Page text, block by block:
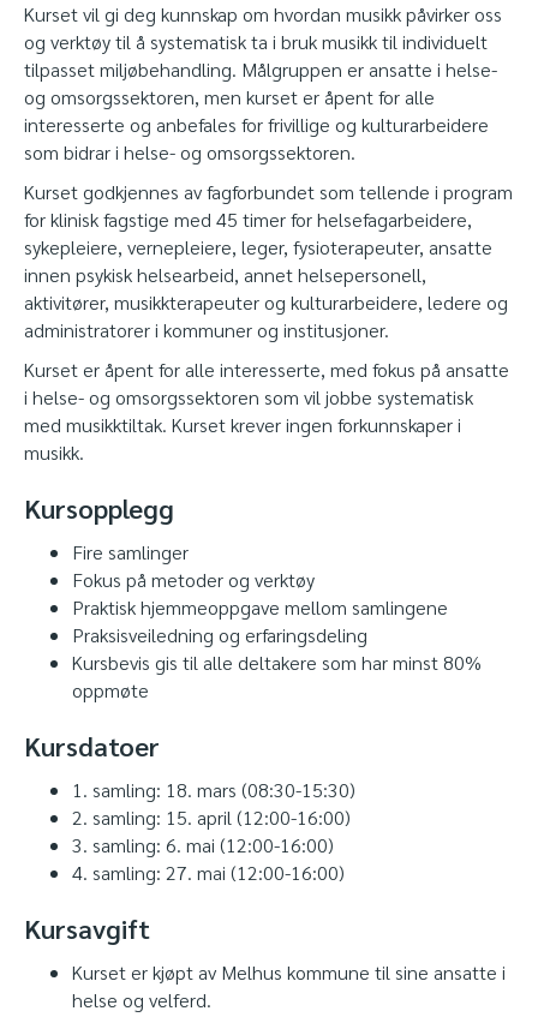
Kurset vil gi deg kunnskap om hvordan musikk påvirker oss
og verktøy til å systematisk ta i bruk musikk til individuelt
tilpasset miljøbehandling. Målgruppen er ansatte i helse-
og omsorgssektoren, men kurset er åpent for alle
interesserte og anbefales for frivillige og kulturarbeidere
som bidrar i helse- og omsorgssektoren.
Kurset godkjennes av fagforbundet som tellende i program
for klinisk fagstige med 45 timer for helsefagarbeidere,
sykepleiere, vernepleiere, leger, fysioterapeuter, ansatte
innen psykisk helsearbeid, annet helsepersonell,
aktivitører, musikkterapeuter og kulturarbeidere, ledere og
administratorer i kommuner og institusjoner.
Kurset er åpent for alle interesserte, med fokus på ansatte
i helse- og omsorgssektoren som vil jobbe systematisk
med musikktiltak. Kurset krever ingen forkunnskaper i
musikk.
Kursopplegg
Fire samlinger
Fokus på metoder og verktøy
Praktisk hjemmeoppgave mellom samlingene
Praksisveiledning og erfaringsdeling
Kursbevis gis til alle deltakere som har minst 80%
oppmøte
Kursdatoer
1. samling: 18. mars (08:30-15:30)
2. samling: 15. april (12:00-16:00)
3. samling: 6. mai (12:00-16:00)
4. samling: 27. mai (12:00-16:00)
Kursavgift
Kurset er kjøpt av Melhus kommune til sine ansatte i
helse og velferd.